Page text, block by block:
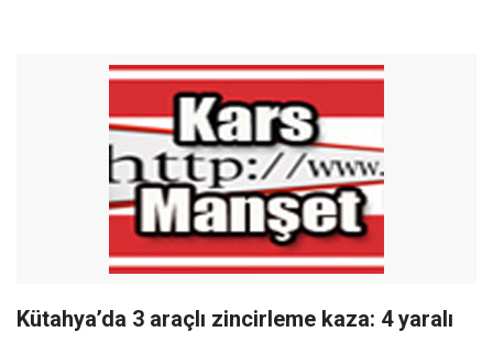
Kütahya’da 3 araçlı zincirleme kaza: 4 yaralı